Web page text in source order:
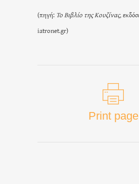
(πηγή: Το Βιβλίο της Κουζίνας,
iatronet.gr)
Print page